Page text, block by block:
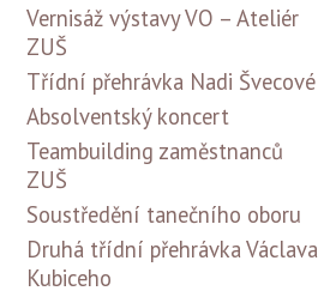
Vernisáž výstavy VO – Ateliér
ZUŠ
Třídní přehrávka Nadi Švecové
Absolventský koncert
Teambuilding zaměstnanců
ZUŠ
Soustředění tanečního oboru
Druhá třídní přehrávka Václava
Kubiceho